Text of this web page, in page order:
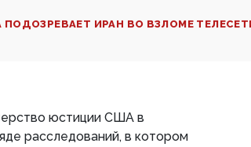
ИРАН ВО ВЗЛОМЕ
юстиции США в
расследований, в котором